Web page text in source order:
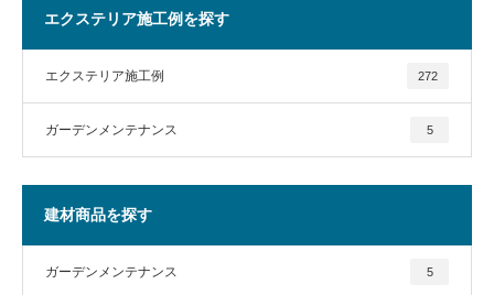
エクステリア施工例を探す
エクステリア施工例 272
ガーデンメンテナンス 5
建材商品を探す
ガーデンメンテナンス 5